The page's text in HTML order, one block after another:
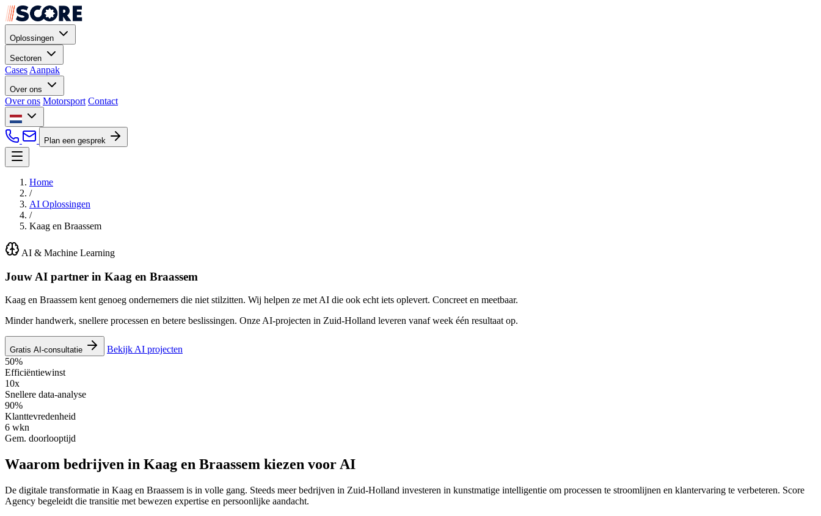
Oplossingen
Sectoren
Cases Aanpak
Over ons
Over ons Motorsport Contact
Plan een gesprek
Home
/
AI Oplossingen
/
Kaag en Braassem
AI & Machine Learning
Jouw AI partner in Kaag en Braassem
Kaag en Braassem kent genoeg ondernemers die niet stilzitten. Wij helpen ze met AI die ook echt iets oplevert. Concreet en meetbaar.
Minder handwerk, snellere processen en betere beslissingen. Onze AI-projecten in Zuid-Holland leveren vanaf week één resultaat op.
Gratis AI-consultatie
Bekijk AI projecten
50%
Efficiëntiewinst
10x
Snellere data-analyse
90%
Klanttevredenheid
6 wkn
Gem. doorlooptijd
Waarom bedrijven in Kaag en Braassem kiezen voor AI
De digitale transformatie in Kaag en Braassem is in volle gang. Steeds meer bedrijven in Zuid-Holland investeren in kunstmatige intelligentie om processen te stroomlijnen en klantervaring te verbeteren. Score
Agency begeleidt die transitie met bewezen expertise en persoonlijke aandacht.